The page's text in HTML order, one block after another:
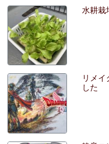
水耕栽
リメイ
した